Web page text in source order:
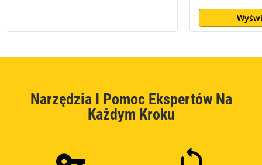
Narzędzia I Pomoc Ekspertów Na
Każdym Kroku